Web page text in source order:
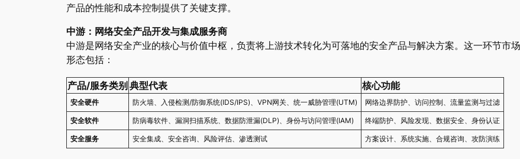
产品的性能和成本控制提供了关键支撑。
中游：网络安全产品开发与集成服务商
中游是网络安全产业的核心与价值中枢，负责将上游技术转化为可落地的安全产品与解决方案。这一环节市
形态包括：
产品/服务类别典型代表 核心功能
安全硬件 防火墙、入侵检测/防御系统(IDS/IPS)、VPN网关、统一威胁管理(UTM) 网络边界防护、访问控制、流量监测与过滤
安全软件 防病毒软件、漏洞扫描系统、数据防泄漏(DLP)、身份与访问管理(IAM) 终端防护、风险发现、数据安全、身份认证
安全服务 安全集成、安全咨询、风险评估、渗透测试 方案设计、系统实施、合规咨询、攻防演练